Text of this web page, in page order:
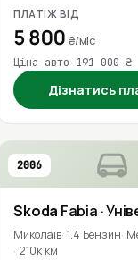
ПЛАТІЖ ВІД
5 800 ₴/міс
Ціна авто 191 000 ₴
Дізнатись
2006
Skoda Fabia ·
Миколаїв 1.4 Бензин
210к км